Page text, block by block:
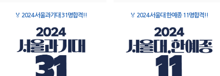
🏅 2024 서울과기대 31명합격!! 🏅 2024 서울대 한예종 11명합격!!